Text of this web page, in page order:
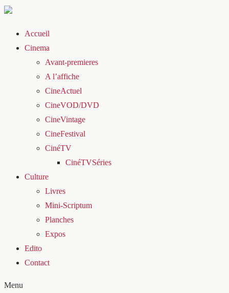
Accueil
Cinema
Avant-premieres
A l’affiche
CineActuel
CineVOD/DVD
CineVintage
CineFestival
CinéTV
CinéTVSéries
Culture
Livres
Mini-Scriptum
Planches
Expos
Edito
Contact
Menu